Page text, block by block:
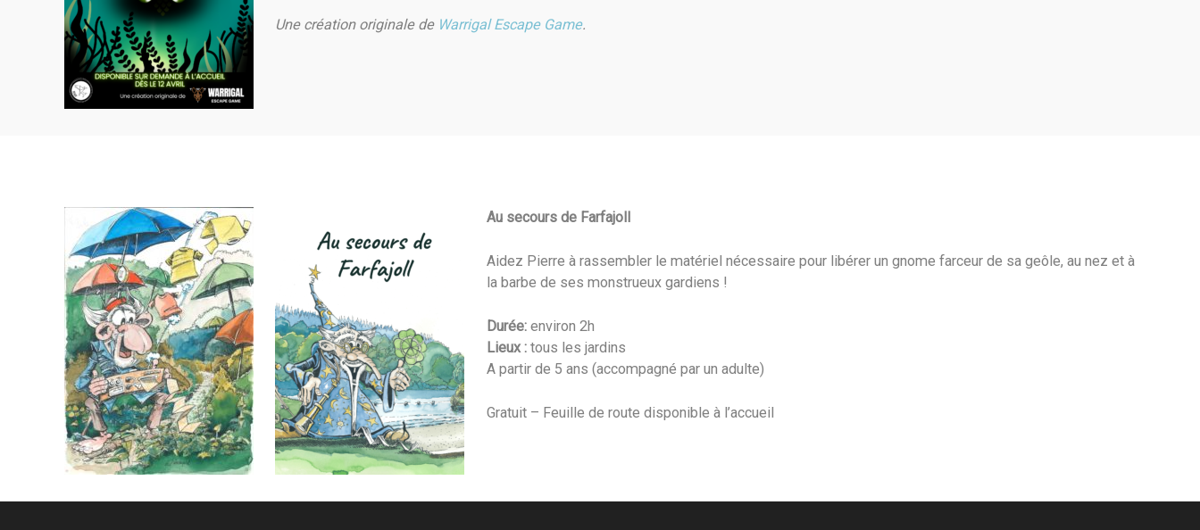
Une création originale de Warrigal Escape Game.
Au secours de Farfajoll
Aidez Pierre à rassembler le matériel nécessaire pour libérer un gnome farceur de sa geôle, au nez et à
la barbe de ses monstrueux gardiens !
Durée:environ 2h
Lieux :tous les jardins
A partir de 5 ans (accompagné par un adulte)
Gratuit – Feuille de route disponible à l’accueil